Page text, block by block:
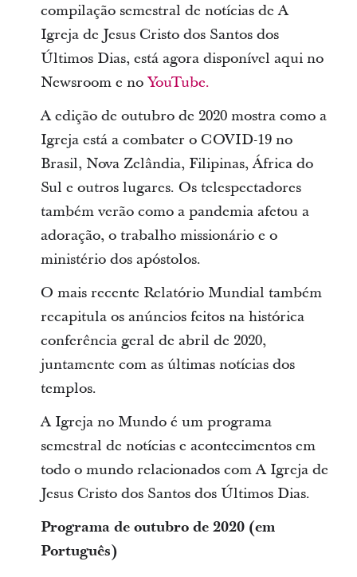
compilação semestral de notícias de A
Igreja de Jesus Cristo dos Santos dos
Últimos Dias, está agora disponível aqui no
Newsroom e no YouTube.
A edição de outubro de 2020 mostra como a
Igreja está a combater o COVID-19 no
Brasil, Nova Zelândia, Filipinas, África do
Sul e outros lugares. Os telespectadores
também verão como a pandemia afetou a
adoração, o trabalho missionário e o
ministério dos apóstolos.
O mais recente Relatório Mundial também
recapitula os anúncios feitos na histórica
conferência geral de abril de 2020,
juntamente com as últimas notícias dos
templos.
A Igreja no Mundo é um programa
semestral de notícias e acontecimentos em
todo o mundo relacionados com A Igreja de
Jesus Cristo dos Santos dos Últimos Dias.
Programa de outubro de 2020 (em
Português)